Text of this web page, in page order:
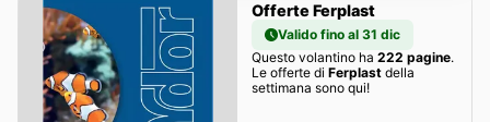
Offerte Ferplast
Valido fino al 31 dic
Questo volantino ha 222 pagine.
Le offerte di Ferplastdella
settimana sono qui!